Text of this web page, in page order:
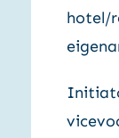
hotel/